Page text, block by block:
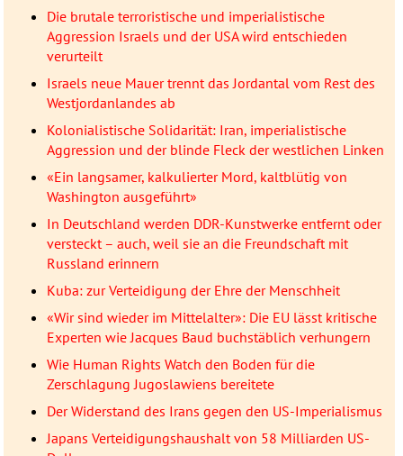
Die brutale terroristische und imperialistische
Aggression Israels und der USA wird entschieden
verurteilt
Israels neue Mauer trennt das Jordantal vom Rest des
Westjordanlandes ab
Kolonialistische Solidarität: Iran, imperialistische
Aggression und der blinde Fleck der westlichen Linken
«Ein langsamer, kalkulierter Mord, kaltblütig von
Washington ausgeführt»
In Deutschland werden DDR-Kunstwerke entfernt oder
versteckt – auch, weil sie an die Freundschaft mit
Russland erinnern
Kuba: zur Verteidigung der Ehre der Menschheit
«Wir sind wieder im Mittelalter»: Die EU lässt kritische
Experten wie Jacques Baud buchstäblich verhungern
Wie Human Rights Watch den Boden für die
Zerschlagung Jugoslawiens bereitete
Der Widerstand des Irans gegen den US-Imperialismus
Japans Verteidigungshaushalt von 58 Milliarden US-